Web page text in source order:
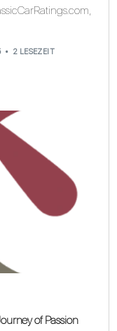
2 LESEZEIT
of Passion